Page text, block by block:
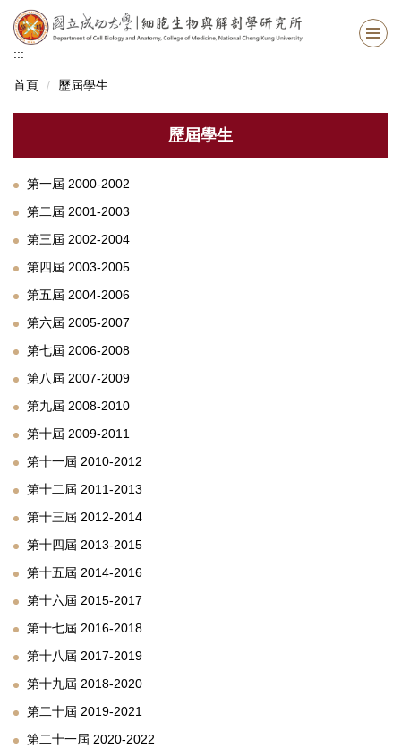
跳
到
主
內
:::
首頁 歷屆學生
歷屆學生
第一屆 2000-2002
第二屆 2001-2003
第三屆 2002-2004
第四屆 2003-2005
第五屆 2004-2006
第六屆 2005-2007
第七屆 2006-2008
第八屆 2007-2009
第九屆 2008-2010
第十屆 2009-2011
第十一屆 2010-2012
第十二屆 2011-2013
第十三屆 2012-2014
第十四屆 2013-2015
第十五屆 2014-2016
第十六屆 2015-2017
第十七屆 2016-2018
第十八屆 2017-2019
第十九屆 2018-2020
第二十屆 2019-2021
第二十一屆 2020-2022